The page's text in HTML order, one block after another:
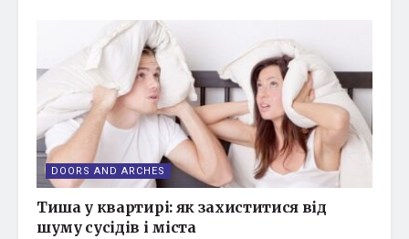
DOORS AND ARCHES
Тиша у квартирі: як захиститися від
шуму сусідів і міста